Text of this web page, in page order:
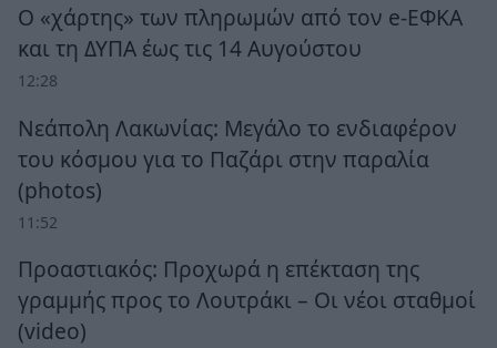
Ο «χάρτης» των πληρωμών από τον e-ΕΦΚΑ
και τη ΔΥΠΑ έως τις 14 Αυγούστου
12:28
Νεάπολη Λακωνίας: Μεγάλο το ενδιαφέρον
του κόσμου για το Παζάρι στην παραλία
(photos)
11:52
Προαστιακός: Προχωρά η επέκταση της
γραμμής προς το Λουτράκι – Οι νέοι σταθμοί
(video)